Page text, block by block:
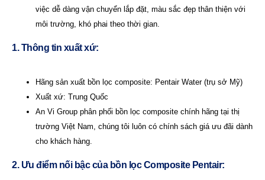
việc dễ dàng vận chuyển lắp đặt, màu sắc đẹp thân thiện với
môi trường, khó phai theo thời gian.
1. Thông tin xuất xứ:
Hãng sản xuất bồn lọc composite: Pentair Water (trụ sở Mỹ)
Xuất xứ: Trung Quốc
An Vi Group phân phối bồn lọc composite chính hãng tại thị
trường Việt Nam, chúng tôi luôn có chính sách giá ưu đãi dành
cho khách hàng.
2. Ưu điểm nối bậc của bồn lọc Composite Pentair: